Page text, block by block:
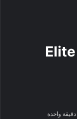
العب مجانا لعبة الاكشن Elite
دقيقة واحدة